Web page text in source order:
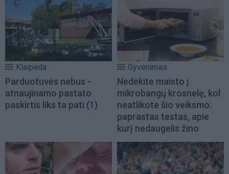
Klaipėda
Parduotuvės nebus -
atnaujinamo pastato
paskirtis liks ta pati (1)
Gyvenimas
Nedėkite maisto į
mikrobangų krosnelę, kol
neatlikote šio veiksmo:
paprastas testas, apie
kurį nedaugelis žino